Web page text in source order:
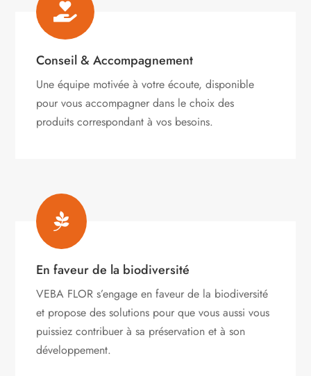

Conseil & Accompagnement
Une équipe motivée à votre écoute, disponible
pour vous accompagner dans le choix des
produits correspondant à vos besoins.

En faveur de la biodiversité
VEBA FLOR s’engageen faveur de la biodiversité
et propose des solutions pour que vous aussi vous
puissiez contribuer à sa préservation et à son
développement.